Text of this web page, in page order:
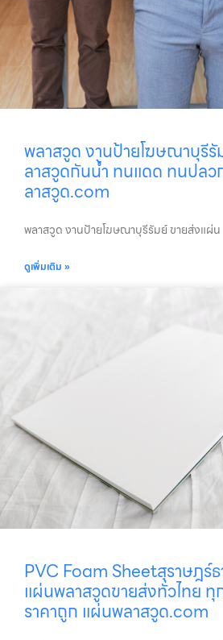
พลาสวูด งานป้ายโฆษณาบุรี
ลาสวูดกันน้ำ ทนแดด ทนปล
ลาสวูด.com
พลาสวูด งานป้ายโฆษณาบุรีรัมย์ ขายส่งแผ่น
ดูเพิ่มเติม »
PVC Foam Sheetสุราษฎร์
แผ่นพลาสวูดขายส่งทั่วไทย
ราคาถูก แผ่นพลาสวูด.com